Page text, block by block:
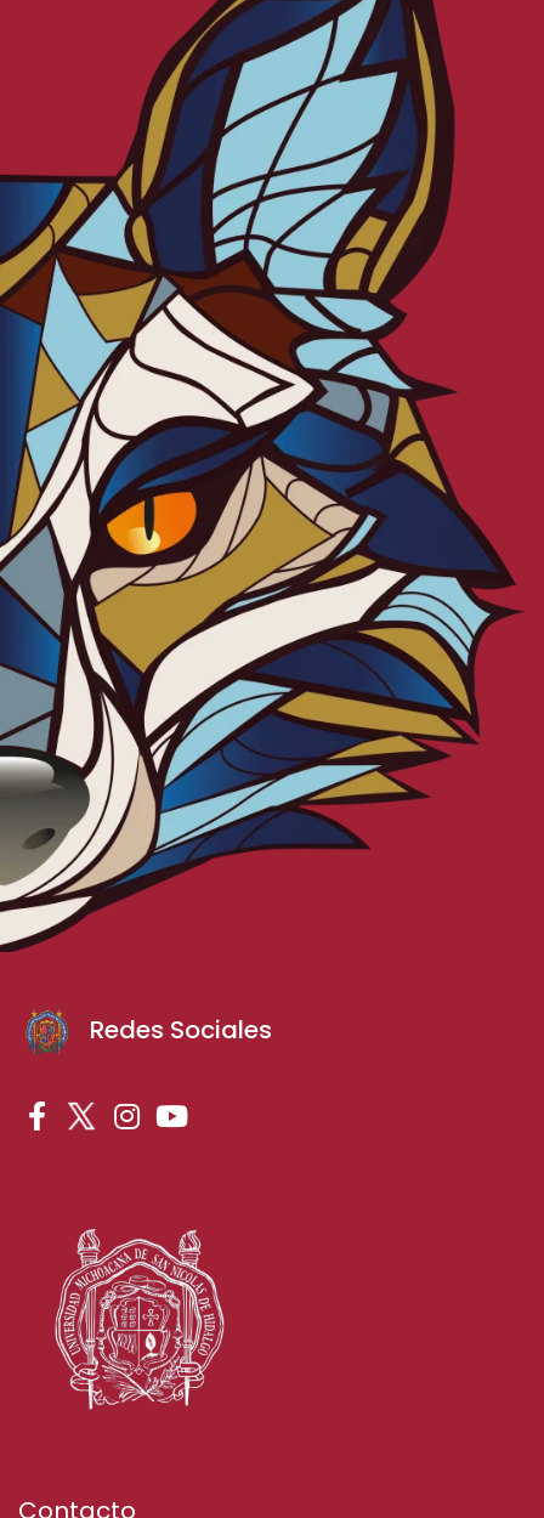
Redes Sociales
Contacto